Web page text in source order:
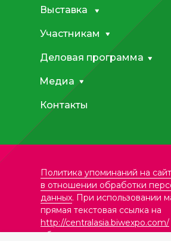
Политика упоминаний на
в отношении обработки
данных. При использовании
прямая текстовая ссылка на
http://centralasia.biwexpo.com/
обязательна.
Медиа
Участникам
Контакты
Деловая программа
Выставка